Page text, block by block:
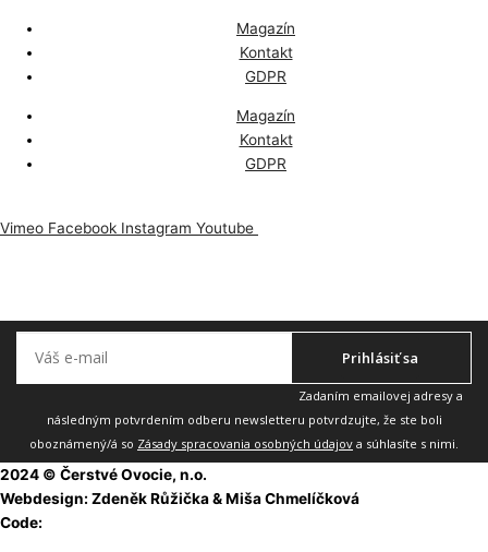
Magazín
Kontakt
GDPR
Magazín
Kontakt
GDPR
Vimeo Facebook Instagram Youtube
Prihlásiť sa
Zadaním emailovej adresy a
následným potvrdením odberu newsletteru potvrdzujte, že ste boli
oboznámený/á so Zásady spracovania osobných údajov a súhlasíte s nimi.
2024 © Čerstvé Ovocie, n.o.
Webdesign: Zdeněk Růžička & Miša Chmelíčková
Code: